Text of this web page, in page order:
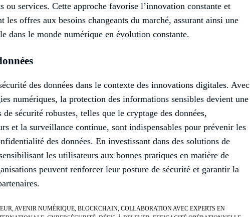
ou services. Cette approche favorise l’innovation constante et
les offres aux besoins changeants du marché, assurant ainsi une
dans le monde numérique en évolution constante.
des données dans le contexte des innovations digitales. Avec
numériques, la protection des informations sensibles devient une
sécurité robustes, telles que le cryptage des données,
et la surveillance continue, sont indispensables pour prévenir les
des données. En investissant dans des solutions de
les utilisateurs aux bonnes pratiques en matière de
peuvent renforcer leur posture de sécurité et garantir la
,AVENIR NUMÉRIQUE, BLOCKCHAIN, COLLABORATION AVEC EXPERTS EN